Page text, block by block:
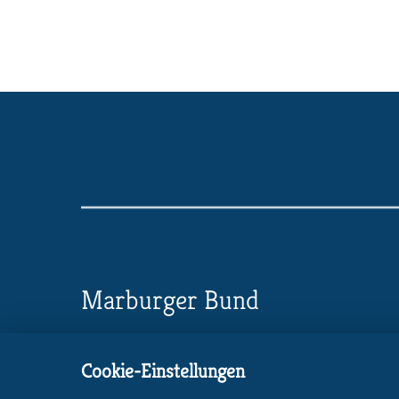
Marburger Bund
Damaschkestrasse 25, 99096 Erfurt
Cookie-Einstellungen